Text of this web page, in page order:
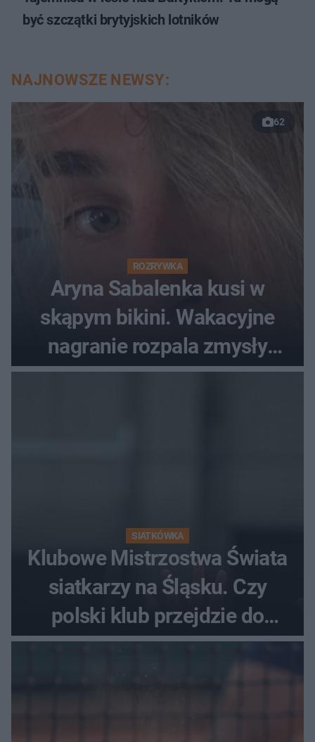
być szczątki brytyjskich lotników
NAJNOWSZE NEWSY:
62
ROZRYWKA
Aryna Sabalenka kusi w
skąpym bikini. Wakacyjne
nagranie rozpala zmysły
fanów
SIATKÓWKA
Klubowe Mistrzostwa Świata
siatkarzy na Śląsku. Czy
polski klub przejdzie do
historii